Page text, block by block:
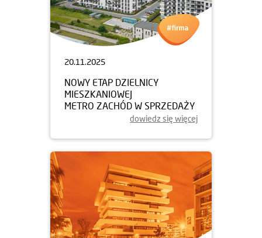
20.11.2025
NOWY ETAP DZIELNICY
MIESZKANIOWEJ
METRO ZACHÓD W SPRZEDAŻY
dowiedz się więcej